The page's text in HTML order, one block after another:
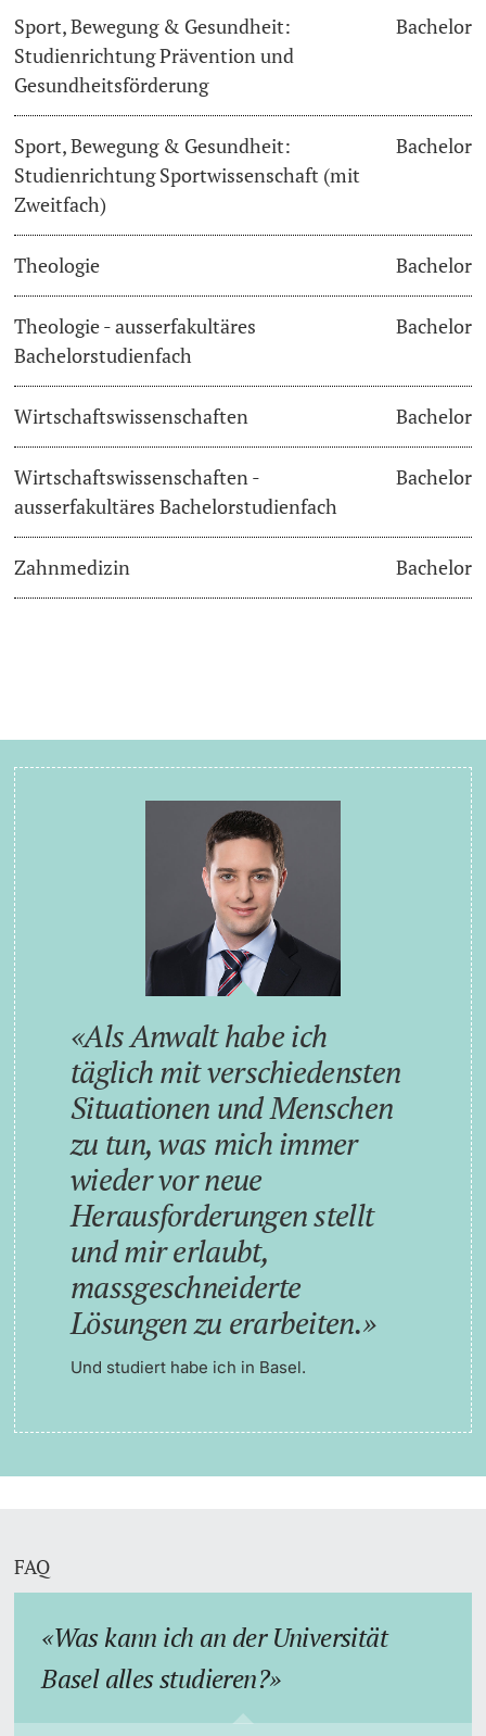
Sport, Bewegung & Gesundheit:
Studienrichtung Prävention und
Gesundheitsförderung
Bachelor
Sport, Bewegung & Gesundheit:
Studienrichtung Sportwissenschaft (mit
Zweitfach)
Bachelor
Theologie Bachelor
Theologie - ausserfakultäres
Bachelorstudienfach
Bachelor
Wirtschaftswissenschaften Bachelor
Wirtschaftswissenschaften -
ausserfakultäres Bachelorstudienfach
Bachelor
Zahnmedizin Bachelor
Als Anwalt habe ich
täglich mit verschiedensten
Situationen und Menschen
zu tun, was mich immer
wieder vor neue
Herausforderungen stellt
und mir erlaubt,
massgeschneiderte
Lösungen zu erarbeiten.
Und studiert habe ich in Basel.
FAQ
Was kann ich an der Universität
Basel alles studieren?